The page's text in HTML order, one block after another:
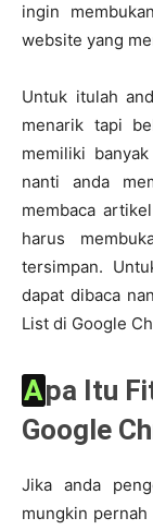
ingin
website yang
Untuk itulah
menarik tapi
memiliki
nanti anda
membaca
harus
tersimpan.
dapat dibaca
List di Google
Apa Itu Fitur Reading List pada
Google
Jika anda
mungkin